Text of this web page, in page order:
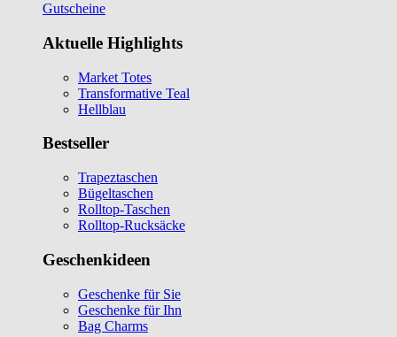
Gutscheine
Aktuelle Highlights
Market Totes
Transformative Teal
Hellblau
Bestseller
Trapeztaschen
Bügeltaschen
Rolltop-Taschen
Rolltop-Rucksäcke
Geschenkideen
Geschenke für Sie
Geschenke für Ihn
Bag Charms